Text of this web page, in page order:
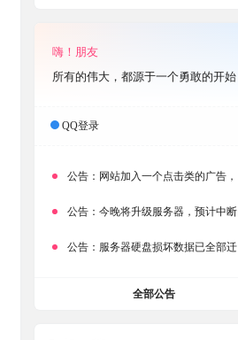
嗨！朋友
所有的伟大，都源于一个勇敢的开始
QQ登录
公告： 网站加入一个点击类的广告，大家点击下载按钮需要注意
公告： 今晚将升级服务器，预计中断时常为1分钟
公告： 服务器硬盘损坏数据已全部迁移备份，网站恢复完成！
全部公告